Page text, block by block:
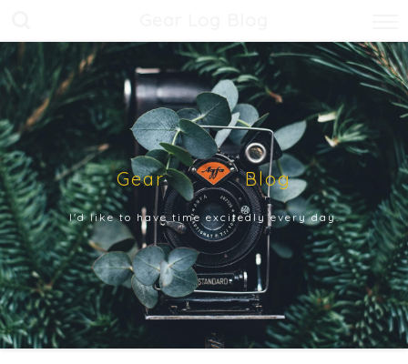
Gear Blog
I'd like to have time excitedly every day.